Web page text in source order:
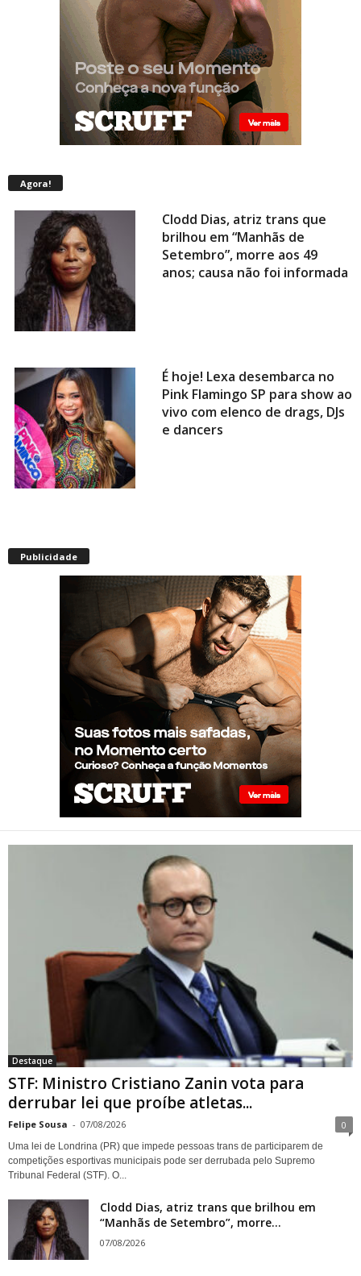
Agora!
Clodd Dias, atriz trans que
brilhou em “Manhãs de
Setembro”, morre aos 49
anos; causa não foi informada
É hoje! Lexa desembarca no
Pink Flamingo SP para show ao
vivo com elenco de drags, DJs
e dancers
superior à real, aponta
relatório internacional
Gay de 62 anos relembra
quando, aos 15, foi garoto de
programa por quatro meses
sem saber: “Idiotice da minha
parte”
STF: Ministro Cristiano Zanin
vota para derrubar lei que
proíbe atletas transgênero
em competições de Londrina
Publicidade
Destaque
STF: Ministro Cristiano Zanin vota para
derrubar lei que proíbe atletas...
Felipe Sousa - 07/08/2026 0
Uma lei de Londrina (PR) que impede pessoas trans de participarem de
competições esportivas municipais pode ser derrubada pelo Supremo
Tribunal Federal (STF). O...
Clodd Dias, atriz trans que brilhou em
“Manhãs de Setembro”, morre...
07/08/2026